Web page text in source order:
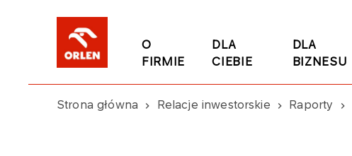
O
FIRMIE
DLA
CIEBIE
DLA
BIZNESU
Strona główna Relacje inwestorskie Raporty